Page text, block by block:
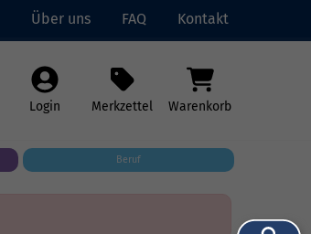
Über uns FAQ Kontakt
Login Merkzettel Warenkorb
Beruf